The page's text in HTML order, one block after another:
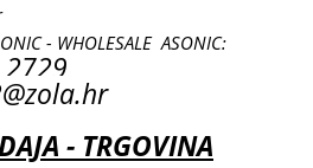
- WHOLESALE ASONIC:
- TRGOVINA